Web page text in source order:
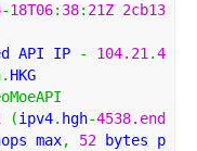
-18T06: 38: 21Z 2cb13
API IP - 104.21 .4
. HKG
(ipv4. hgh-4538.end
max, 52 bytes p